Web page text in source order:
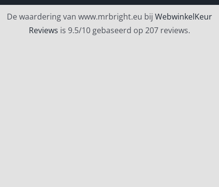
De waardering van www.mrbright.eu bij WebwinkelKeur
Reviews is 9.5/10 gebaseerd op 207 reviews.